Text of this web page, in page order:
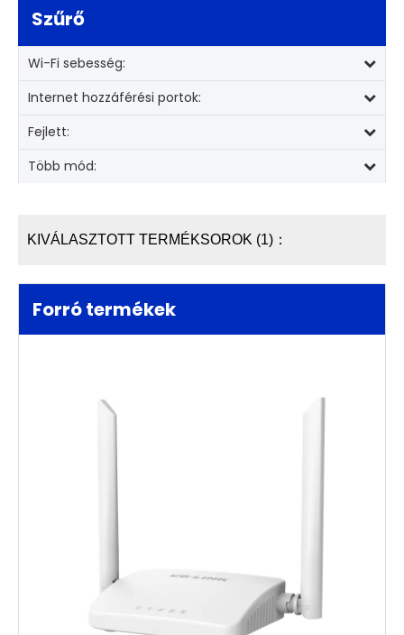
Szűrő
Wi-Fi sebesség:
Internet hozzáférési portok:
Fejlett:
Több mód:
KIVÁLASZTOTT TERMÉKSOROK (1)：
Forró termékek